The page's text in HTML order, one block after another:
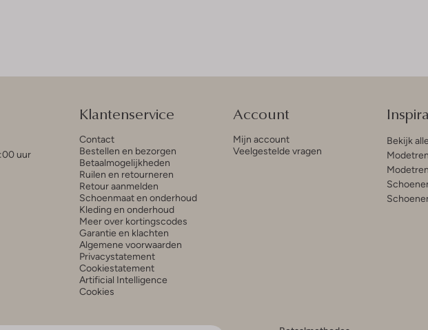
uur
Klantenservice
Contact
Bestellen en bezorgen
Betaalmogelijkheden
Ruilen en retourneren
Retour aanmelden
Schoenmaat en onderhoud
Kleding en onderhoud
Meer over kortingscodes
Garantie en klachten
Algemene voorwaarden
Privacystatement
Cookiestatement
Artificial Intelligence
Cookies
Account
Mijn account
Veelgestelde vragen
Bekijk